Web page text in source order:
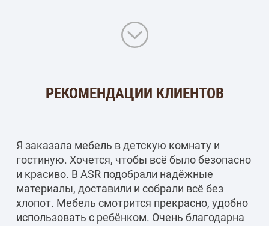
РЕКОМЕНДАЦИИ КЛИЕНТОВ
Я заказала мебель в детскую комнату и
гостиную. Хочется, чтобы всё было безопасно
и красиво. В ASR подобрали надёжные
материалы, доставили и собрали всё без
хлопот. Мебель смотрится прекрасно, удобно
использовать с ребёнком. Очень благодарна